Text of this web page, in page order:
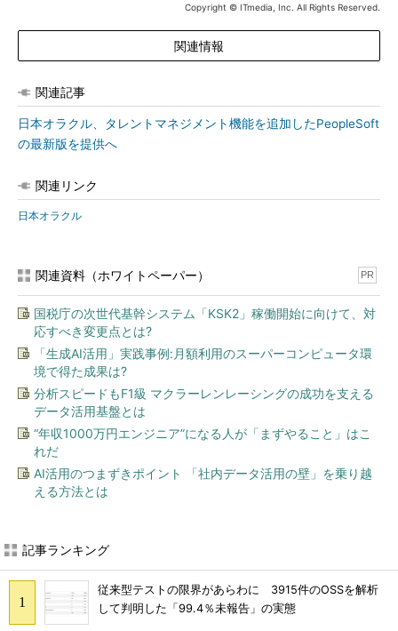
Copyright © ITmedia, Inc. All Rights Reserved.
関連情報
関連記事
日本オラクル、タレントマネジメント機能を追加したPeopleSoft
の最新版を提供へ
関連リンク
日本オラクル
関連資料（ホワイトペーパー） PR
国税庁の次世代基幹システム「KSK2」稼働開始に向けて、対
応すべき変更点とは?
「生成AI活用」実践事例:月額利用のスーパーコンピュータ環
境で得た成果は?
分析スピードもF1級 マクラーレンレーシングの成功を支える
データ活用基盤とは
“年収1000万円エンジニア”になる人が「まずやること」はこ
れだ
AI活用のつまずきポイント 「社内データ活用の壁」を乗り越
える方法とは
記事ランキング
従来型テストの限界があらわに 3915件のOSSを解析
して判明した「99.4％未報告」の実態